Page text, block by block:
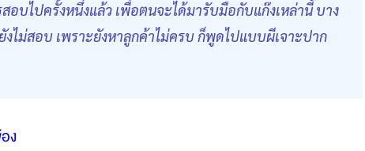
อบไปครั้งหนึ่งแล้ว เพื่อตนจะได้มารับมือกับแก๊งเหล่านี้ บาง
งไม่สอบ เพราะยังหาลูกค้าไม่ครบ ก็พูดไปแบบผีเจาะปาก
ง